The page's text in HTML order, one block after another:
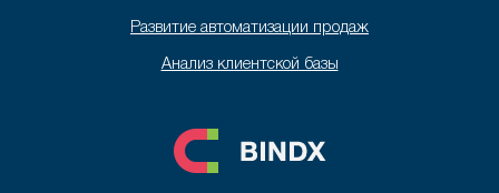
Развитие автоматизации продаж
Анализ клиентской базы